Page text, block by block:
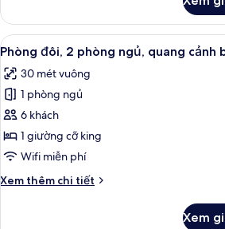
biển
(B2C-
US)
Phòng
Suite
Junior,
quang
cảnh
biển
(B2C-
US)
Xem
tất
cả
ảnh
Phòng
đôi,
2
ngủ,
Minibar,
2
Phòng đôi, 2 phòng ngủ, quang cảnh
30 mét vuông
1 phòng ngủ
6 khách
1 giường cỡ king
Wifi miễn phí
Xem thêm chi tiết
Chi
Xem